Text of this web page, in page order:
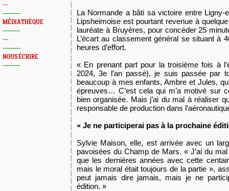
---
MÉDIATHÈQUE
---
NOUS ÉCRIRE
La Normande a bâti sa victoire entre Ligny-
Lipsheimoise est pourtant revenue à
lauréate à Bruyères, pour concéder 25
L’écart au classement général se situant à
heures d’effort.
« En prenant part pour la troisième fois à
2024, 3e l’an passé), je suis passée par
beaucoup à mes enfants, Ambre et Jules,
épreuves… C’est cela qui m’a motivé sur
bien organisée. Mais j’ai du mal à réaliser
responsable de production dans
« Je ne participerai pas à la prochaine
Sylvie Maison, elle, est arrivée avec un
pavoisées du Champ de Mars. « J’ai du
que les dernières années avec cette
mais le moral était toujours de la partie »,
peut jamais dire jamais, mais je ne
édition. »